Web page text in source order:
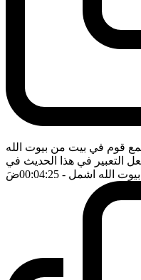
قوم في بيت من بيوت الله
التعبير في هذا الحديث في
الله اشمل - 00:04:25 ضَ